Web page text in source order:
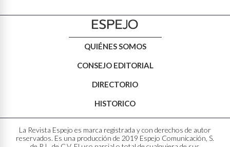
QUIÉNES SOMOS
CONSEJO EDITORIAL
DIRECTORIO
HISTORICO
La Revista Espejo es marca registrada y con derechos de autor
reservados. Es una producción de 2019 Espejo Comunicación, S.